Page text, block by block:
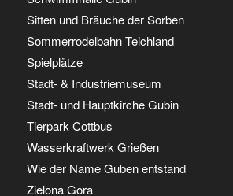
Sitten und Bräuche der Sorben
Sommerrodelbahn Teichland
Spielplätze
Stadt- & Industriemuseum
Stadt- und Hauptkirche Gubin
Tierpark Cottbus
Wasserkraftwerk Grießen
Wie der Name Guben entstand
Zielona Gora